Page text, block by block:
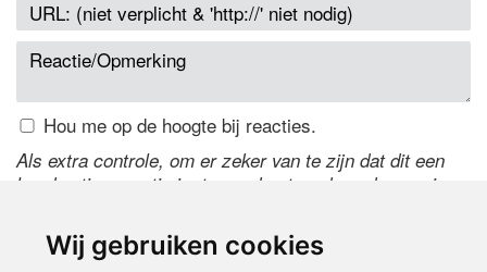
Wij gebruiken cookies
Hou me op de hoogte bij reacties.
Als extra controle, om er zeker van te zijn dat dit een
handmatige reactie is, typ onderstaande code over in
de code te wijzigen.